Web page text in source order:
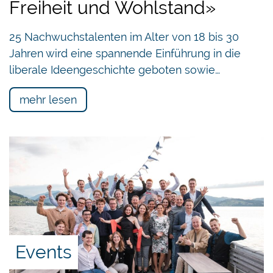
Vorstellungen verschiedener Interessengruppen
Reformstaus. So sei aktuell beispielsweise der
Umwandlungssatz in der zweiten Säule
wesentlich zu hoch.
Zukunft der
Altersvorsorge warnen Michael Ferber und
Damian Gliott davor, sich auf die verpolitisierte
Freiheit und Wohlstand»
25 Nachwuchstalenten im Alter von 18 bis 30
Jahren wird eine spannende Einführung in die
liberale Ideengeschichte geboten sowie…
mehr lesen
Events